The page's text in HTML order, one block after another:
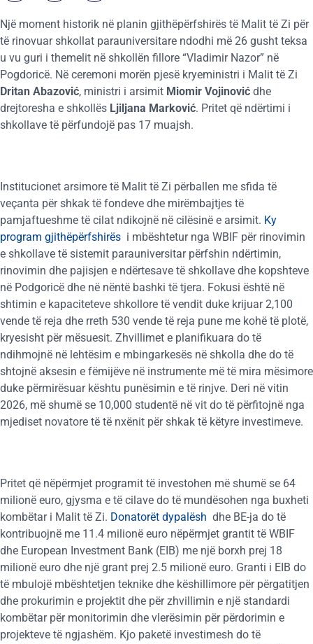
Një moment historik në planin gjithëpërfshirës të Malit të Zi për
të rinovuar shkollat parauniversitare ndodhi më 26 gusht teksa
u vu guri i themelit në shkollën fillore “Vladimir Nazor” në
Pogdoricë. Në ceremoni morën pjesë kryeministri i Malit të Zi
Dritan Abazović, ministri i arsimit Miomir Vojinović dhe
drejtoresha e shkollës Ljiljana Marković. Pritet që ndërtimi i
shkollave të përfundojë pas 17 muajsh.
Institucionet arsimore të Malit të Zi përballen me sfida të
veçanta për shkak të fondeve dhe mirëmbajtjes të
pamjaftueshme të cilat ndikojnë në cilësinë e arsimit. Ky
program gjithëpërfshirës i mbështetur nga WBIF për rinovimin
e shkollave të sistemit parauniversitar përfshin ndërtimin,
rinovimin dhe pajisjen e ndërtesave të shkollave dhe kopshteve
në Podgoricë dhe në nëntë bashki të tjera. Fokusi është në
shtimin e kapaciteteve shkollore të vendit duke krijuar 2,100
vende të reja dhe rreth 530 vende të reja pune me kohë të plotë,
kryesisht për mësuesit. Zhvillimet e planifikuara do të
ndihmojnë në lehtësim e mbingarkesës në shkolla dhe do të
shtojnë aksesin e fëmijëve në instrumente më të mira mësimore
duke përmirësuar kështu punësimin e të rinjve. Deri në vitin
2026, më shumë se 10,000 studentë në vit do të përfitojnë nga
mjediset novatore të të nxënit për shkak të këtyre investimeve.
Pritet që nëpërmjet programit të investohen më shumë se 64
milionë euro, gjysma e të cilave do të mundësohen nga buxheti
kombëtar i Malit të Zi. Donatorët dypalësh dhe BE-ja do të
kontribuojnë me 11.4 milionë euro nëpërmjet grantit të WBIF
dhe European Investment Bank (EIB) me një borxh prej 18
milionë euro dhe një grant prej 2.5 milionë euro. Granti i EIB do
të mbulojë mbështetjen teknike dhe këshillimore për përgatitjen
dhe prokurimin e projektit dhe për zhvillimin e një standardi
kombëtar për monitorimin dhe vlerësimin për përdorimin e
projekteve të ngjashëm. Kjo paketë investimesh do të